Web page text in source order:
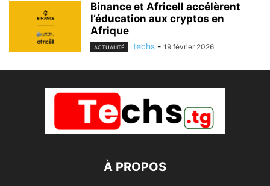
Binance et Africell accélèrent
l’éducation aux cryptos en
Afrique
ACTUALITÉ techs - 19 février 2026
À PROPOS